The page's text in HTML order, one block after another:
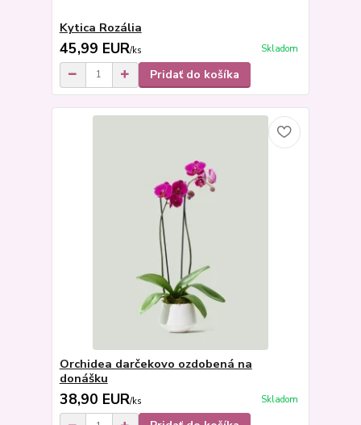
Kytica Rozália
45,99 EUR/ks Skladom
Pridať do košíka
Orchidea darčekovo ozdobená na
donášku
38,90 EUR/ks Skladom